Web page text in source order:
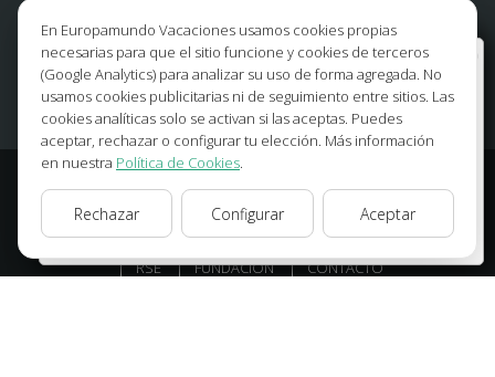
Opiniones Pinterest
© 2026 Europamundo.
Todos los derechos reservados.
INICIO INFORMACION GENERAL VIAJES TIPS
BLOG
RSE
FUNDACIÓN
CONTACTO
Bienvenido a Europamundo Vacaciones, está usted
en el sitio internacional de:
Wellcome to Europamundo Vacations, your in the
international site of:
España
cambiar/change
En Europamundo Vacaciones usamos cookies propias
necesarias para que el sitio funcione y cookies de terceros
(Google Analytics) para analizar su uso de forma agregada. No
usamos cookies publicitarias ni de seguimiento entre sitios. Las
cookies analíticas solo se activan si las aceptas. Puedes
aceptar, rechazar o configurar tu elección. Más información
en nuestra Política de Cookies.
Rechazar Configurar Aceptar